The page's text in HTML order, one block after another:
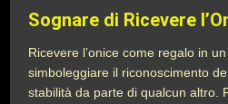
Sognare di Ricevere
Ricevere l’onice come regalo in
simboleggiare il riconoscimento
stabilità da parte di qualcun altro.